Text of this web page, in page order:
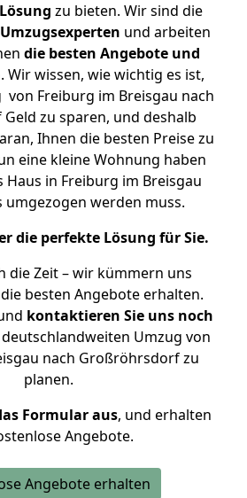
Lösung zu bieten. Wir sind die
und arbeiten
die besten Angebote und
Wir wissen, wie wichtig es ist,
von Freiburg im Breisgau nach
zu sparen, und deshalb
Ihnen die besten Preise zu
eine kleine Wohnung haben
in Freiburg im Breisgau
umgezogen werden muss.
die perfekte Lösung für Sie.
die Zeit – wir kümmern uns
besten Angebote erhalten.
kontaktieren Sie uns noch
Umzug von
nach Großröhrsdorf zu
planen.
Formular aus, und erhalten
Angebote.
Angebote erhalten